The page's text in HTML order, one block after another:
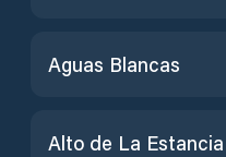
Aguas Blancas
Alto de La Estancia